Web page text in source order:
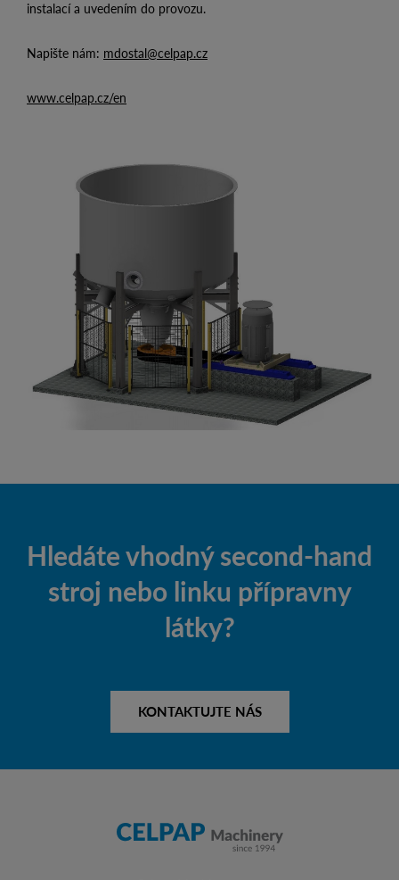
instalací a uvedením do provozu.
Napište nám: mdostal@celpap.cz
www.celpap.cz/en
Hledáte vhodný second-hand
stroj nebo linku přípravny
látky?
KONTAKTUJTE NÁS